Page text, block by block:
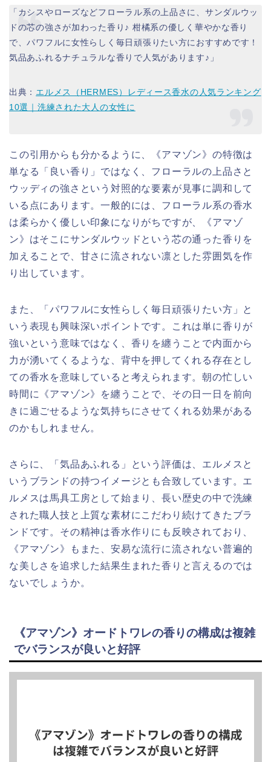
「カシスやローズなどフローラル系の上品さに、サンダルウッ
ドの芯の強さが加わった香り♪ 柑橘系の優しく華やかな香り
で、パワフルに女性らしく毎日頑張りたい方におすすめです！
気品あふれるナチュラルな香りで人気があります♪」
出典： エルメス（HERMES）レディース香水の人気ランキング
10選｜洗練された大人の女性に
この引用からも分かるように、《アマゾン》の特徴は
単なる「良い香り」ではなく、フローラルの上品さと
ウッディの強さという対照的な要素が見事に調和して
いる点にあります。一般的には、フローラル系の香水
は柔らかく優しい印象になりがちですが、《アマゾ
ン》はそこにサンダルウッドという芯の通った香りを
加えることで、甘さに流されない凛とした雰囲気を作
り出しています。
また、「パワフルに女性らしく毎日頑張りたい方」と
いう表現も興味深いポイントです。これは単に香りが
強いという意味ではなく、香りを纏うことで内面から
力が湧いてくるような、背中を押してくれる存在とし
ての香水を意味していると考えられます。朝の忙しい
時間に《アマゾン》を纏うことで、その日一日を前向
きに過ごせるような気持ちにさせてくれる効果がある
のかもしれません。
さらに、「気品あふれる」という評価は、エルメスと
いうブランドの持つイメージとも合致しています。エ
ルメスは馬具工房として始まり、長い歴史の中で洗練
された職人技と上質な素材にこだわり続けてきたブラ
ンドです。その精神は香水作りにも反映されており、
《アマゾン》もまた、安易な流行に流されない普遍的
な美しさを追求した結果生まれた香りと言えるのでは
ないでしょうか。
《アマゾン》オードトワレの香りの構成は複雑
でバランスが良いと好評